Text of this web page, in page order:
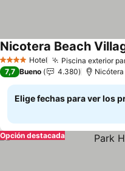
4 EstrellasHotel Piscina exterior
Nicotera Beach
7,7 Bueno 4.380 Nicótera
Elige fechas para ver los
Opción destacada